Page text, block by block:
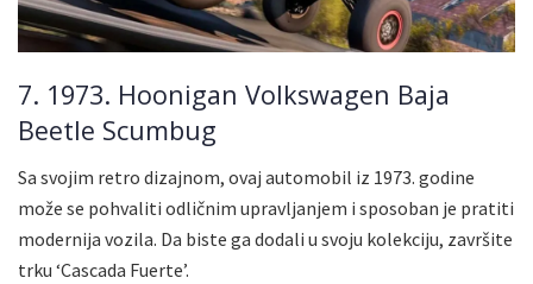
7. 1973. Hoonigan Volkswagen Baja
Beetle Scumbug
Sa svojim retro dizajnom, ovaj automobil iz 1973. godine
može se pohvaliti odličnim upravljanjem i sposoban je pratiti
modernija vozila. Da biste ga dodali u svoju kolekciju, završite
trku ‘Cascada Fuerte’.